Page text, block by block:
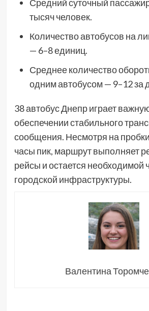
Средний суточный
тысяч человек.
Количество автобусов на
— 6–8 единиц.
Среднее количество
одним автобусом — 9–12 за
38 автобус Днепр играет
обеспечении стабильного
сообщения. Несмотря на пробки
часы пик, маршрут выполняет
рейсы и остается необходимой
городской инфраструктуры.
Валентина